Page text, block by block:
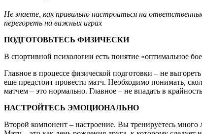
Не знаете, как правильно настроиться на
перегореть на важных играх
ПОДГОТОВЬТЕСЬ ФИЗИЧЕСКИ
В спортивной психологии есть понятие «оптимальное
Главное в процессе физической подготовки – не
еще предстоит провести матч. Необходимо понимать,
матчем – это нормально. Главное – не впадать в
НАСТРОЙТЕСЬ ЭМОЦИОНАЛЬНО
Второй компонент – настроение. Вы тренируетесь